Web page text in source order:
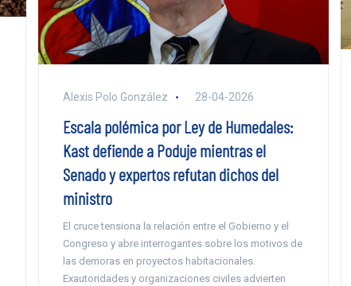
Alexis Polo González 28-04-2026
Escala polémica por Ley de Humedales:
Kast defiende a Poduje mientras el
Senado y expertos refutan dichos del
ministro
El cruce tensiona la relación entre el Gobierno y el
Congreso y abre interrogantes sobre los motivos de
las demoras en proyectos habitacionales.
Exautoridades y organizaciones civiles advierten